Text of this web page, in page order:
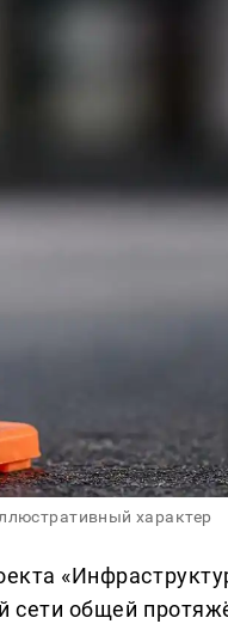
характер
сети общей